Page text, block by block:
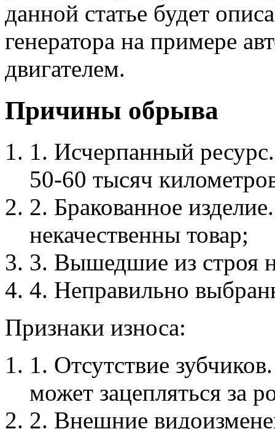
данной статье будет
генератора на примере
двигателем.
Причины обрыва
1. Исчерпанный
50-60 тысяч
2. Бракованное
некачественны товар;
3. Вышедшие из строя
4. Неправильно
Признаки износа:
1. Отсутствие
может зацепляться за
2. Внешние